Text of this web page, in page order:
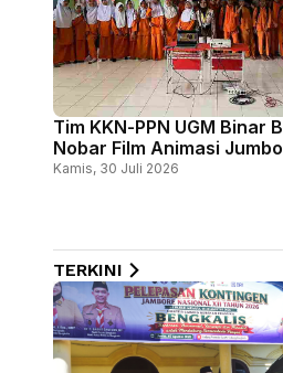
Tim KKN-PPN UGM Binar
Nobar Film Animasi
Siswa SD Negeri 24 Bantan
Kamis, 30 Juli 2026
TERKINI